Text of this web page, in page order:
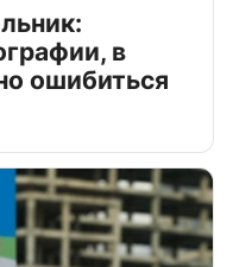
в
ошибиться